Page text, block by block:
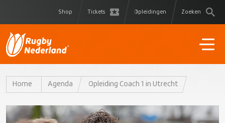
Shop Tickets Opleidingen Zoeken
Home Agenda Opleiding Coach 1 in Utrecht